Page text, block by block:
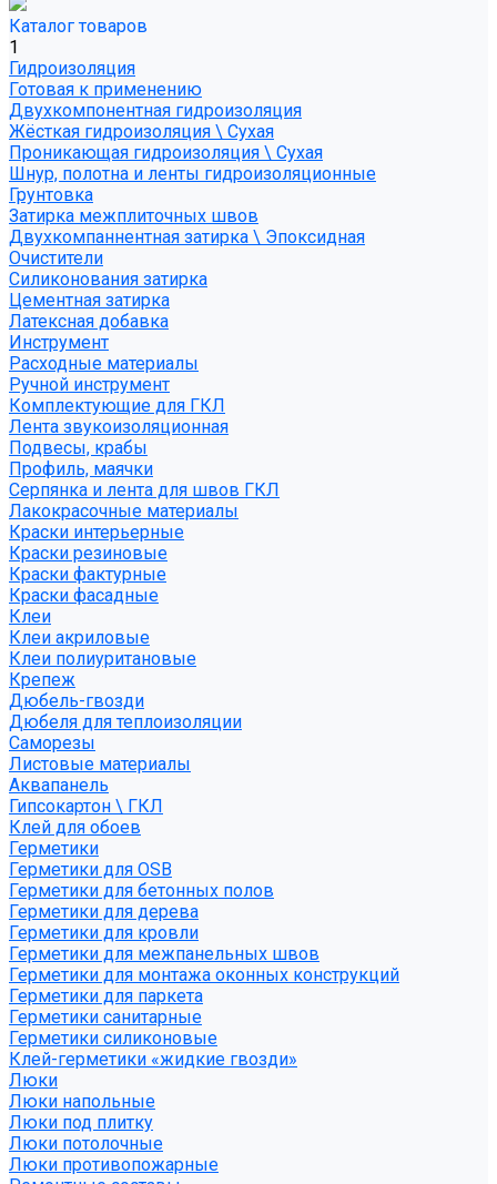
Каталог товаров
1
Гидроизоляция
Готовая к применению
Двухкомпонентная гидроизоляция
Жёсткая гидроизоляция \ Сухая
Проникающая гидроизоляция \ Сухая
Шнур, полотна и ленты гидроизоляционные
Грунтовка
Затирка межплиточных швов
Двухкомпаннентная затирка \ Эпоксидная
Очистители
Силиконования затирка
Цементная затирка
Латексная добавка
Инструмент
Расходные материалы
Ручной инструмент
Комплектующие для ГКЛ
Лента звукоизоляционная
Подвесы, крабы
Профиль, маячки
Серпянка и лента для швов ГКЛ
Лакокрасочные материалы
Краски интерьерные
Краски резиновые
Краски фактурные
Краски фасадные
Клеи
Клеи акриловые
Клеи полиуритановые
Крепеж
Дюбель-гвозди
Дюбеля для теплоизоляции
Саморезы
Листовые материалы
Аквапанель
Гипсокартон \ ГКЛ
Клей для обоев
Герметики
Герметики для OSB
Герметики для бетонных полов
Герметики для дерева
Герметики для кровли
Герметики для межпанельных швов
Герметики для монтажа оконных конструкций
Герметики для паркета
Герметики санитарные
Герметики силиконовые
Клей-герметики «жидкие гвозди»
Люки
Люки напольные
Люки под плитку
Люки потолочные
Люки противопожарные